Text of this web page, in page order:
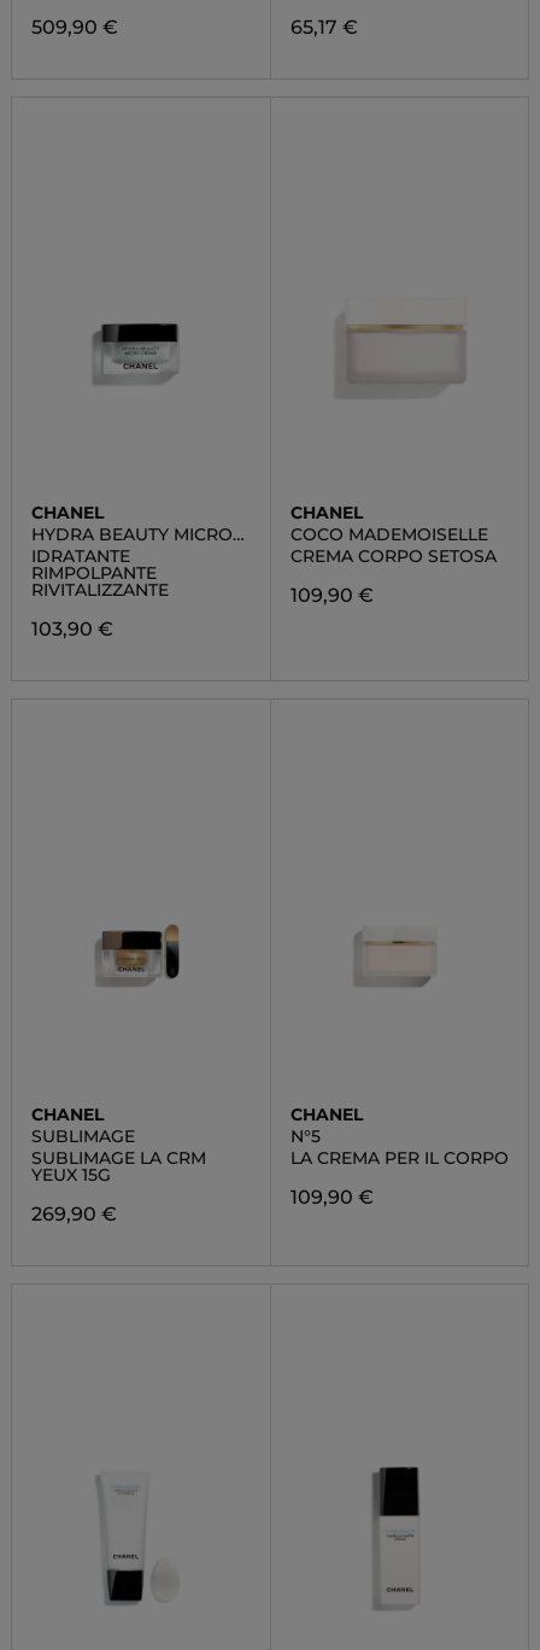
509,90 € 65,17 €
CHANEL
HYDRA BEAUTY MICRO
CRÈME
IDRATANTE
RIMPOLPANTE
RIVITALIZZANTE
103,90 €
CHANEL
COCO MADEMOISELLE
CREMA CORPO SETOSA
109,90 €
CHANEL
SUBLIMAGE
SUBLIMAGE LA CRM
YEUX 15G
269,90 €
CHANEL
N°5
LA CREMA PER IL CORPO
109,90 €